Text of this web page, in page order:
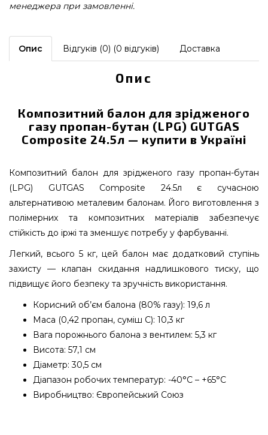
менеджера при замовленні.
Опис Відгуків (0) (0 відгуків) Доставка
Опис
Композитний балон для зрідженого
газу пропан-бутан (LPG) GUTGAS
Composite 24.5л — купити в Україні
Композитний балон для зрідженого газу пропан-бутан
(LPG) GUTGAS Composite 24.5л є сучасною
альтернативою металевим балонам. Його виготовлення з
полімерних та композитних матеріалів забезпечує
стійкість до іржі та зменшує потребу у фарбуванні.
Легкий, всього 5 кг, цей балон має додатковий ступінь
захисту — клапан скидання надлишкового тиску, що
підвищує його безпеку та зручність використання.
Корисний об’єм балона (80% газу): 19,6 л
Маса (0,42 пропан, суміш С): 10,3 кг
Вага порожнього балона з вентилем: 5,3 кг
Висота: 57,1 см
Діаметр: 30,5 см
Діапазон робочих температур: -40°C – +65°C
Виробництво: Європейський Союз